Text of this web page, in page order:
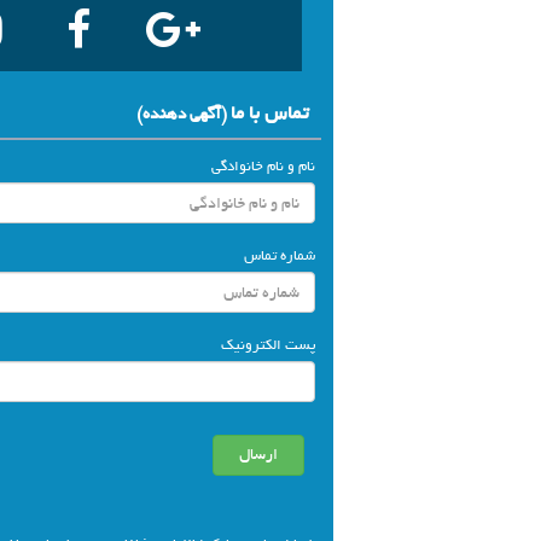
تماس با ما(آگهي دهنده)
نام و نام خانوادگی
شماره تماس
پست الکترونیک